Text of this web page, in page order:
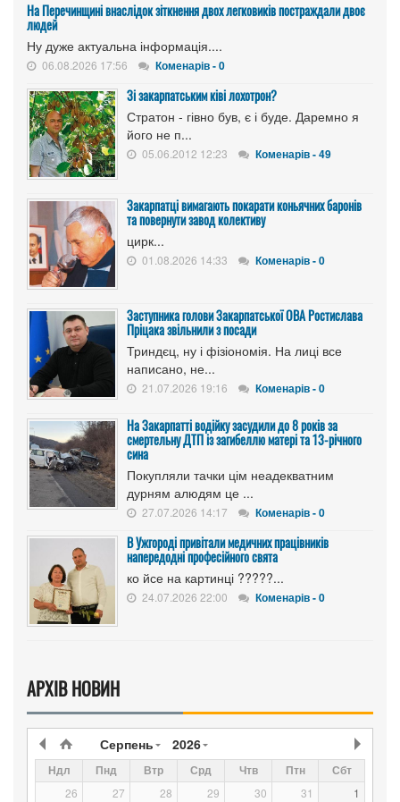
На Перечинщині внаслідок зіткнення двох легковиків постраждали двоє
людей
Ну дуже актуальна інформація....
06.08.2026 17:56 Коменарів - 0
Зі закарпатським ківі лохотрон?
Стратон - гівно був, є і буде. Даремно я
його не п...
05.06.2012 12:23 Коменарів - 49
Закарпатці вимагають покарати коньячних баронів
та повернути завод колективу
цирк...
01.08.2026 14:33 Коменарів - 0
Заступника голови Закарпатської ОВА Ростислава
Пріцака звільнили з посади
Триндєц, ну і фізіономія. На лиці все
написано, не...
21.07.2026 19:16 Коменарів - 0
На Закарпатті водійку засудили до 8 років за
смертельну ДТП із загибеллю матері та 13-річного
сина
Покупляли тачки цім неадекватним
дурням алюдям це ...
27.07.2026 14:17 Коменарів - 0
В Ужгороді привітали медичних працівників
напередодні професійного свята
ко йсе на картинці ?????...
24.07.2026 22:00 Коменарів - 0
АРХІВ НОВИН
Серпень 2026
Ндл Пнд Втр Срд Чтв Птн Сбт
26 27 28 29 30 31
1